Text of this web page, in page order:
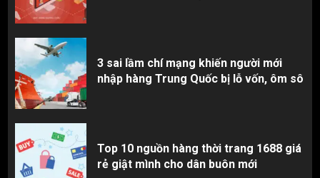
3 sai lầm chí mạng khiến người mới
nhập hàng Trung Quốc bị lỗ vốn, ôm sô
Top 10 nguồn hàng thời trang 1688 giá
rẻ giật mình cho dân buôn mới